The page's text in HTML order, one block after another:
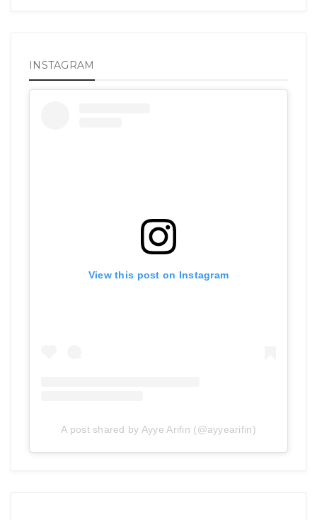
INSTAGRAM
View this post on Instagram
A post shared by Ayye Arifin (@ayyearifin)